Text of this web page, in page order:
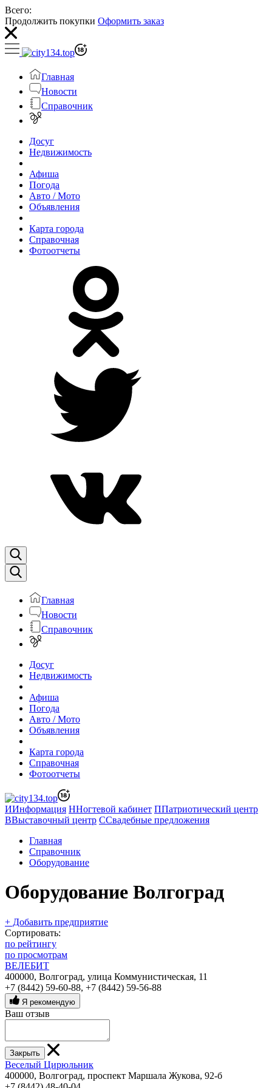
Всего:
Продолжить покупки Оформить заказ
Главная
Новости
Справочник
Досуг
Недвижимость
Афиша
Погода
Авто / Мото
Объявления
Карта города
Справочная
Фотоотчеты
Главная
Новости
Справочник
Досуг
Недвижимость
Афиша
Погода
Авто / Мото
Объявления
Карта города
Справочная
Фотоотчеты
ИИнформация ННогтевой кабинет ППатриотический центр
ВВыставочный центр ССвадебные предложения
Главная
Справочник
Оборудование
Оборудование Волгоград
+ Добавить предприятие
Сортировать:
по рейтингу
по просмотрам
ВЕЛЕБИТ
400000, Волгоград, улица Коммунистическая, 11
+7 (8442) 59-60-88, +7 (8442) 59-56-88
Я рекомендую
Ваш отзыв
Закрыть
Веселый Цирюльник
400000, Волгоград, проспект Маршала Жукова, 92-б